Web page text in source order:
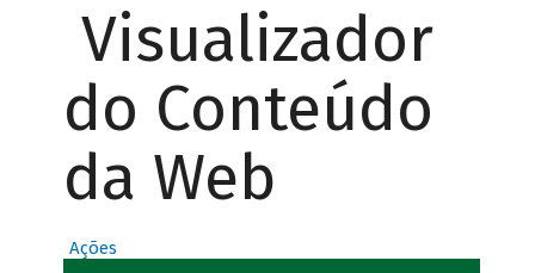
Visualizador
do Conteúdo
da Web
Ações